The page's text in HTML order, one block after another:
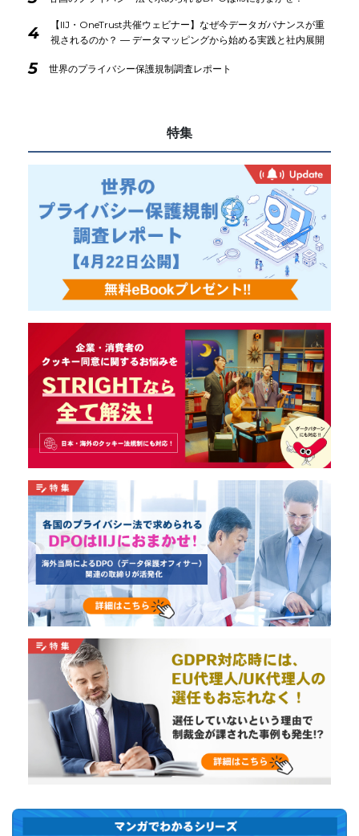
4
【IIJ・OneTrust共催ウェビナー】なぜ今データガバナンスが重
視されるのか？ ― データマッピングから始める実践と社内展開
5 世界のプライバシー保護規制調査レポート
特集